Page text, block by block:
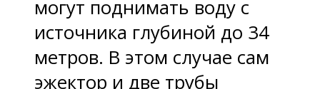
могут поднимать воду с
источника глубиной до 34
метров. В этом случае сам
эжектор и две трубы